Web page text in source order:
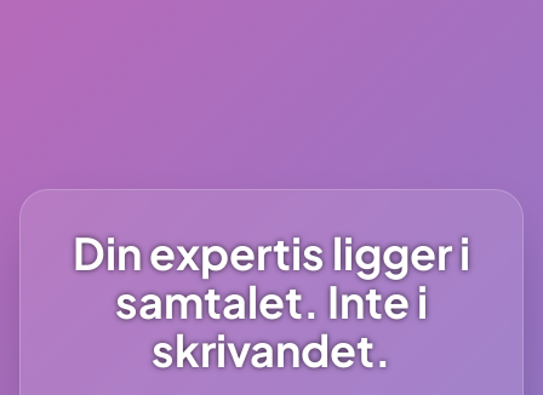
Din expertis ligger i
samtalet. Inte i
skrivandet.